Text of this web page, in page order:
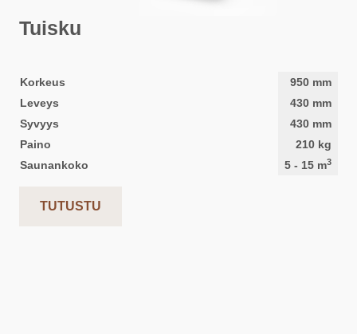
Tuisku
Korkeus 950 mm
Leveys
430 mm
Syvyys
430 mm
Paino
210 kg
Saunankoko
5 - 15 m3
TUTUSTU